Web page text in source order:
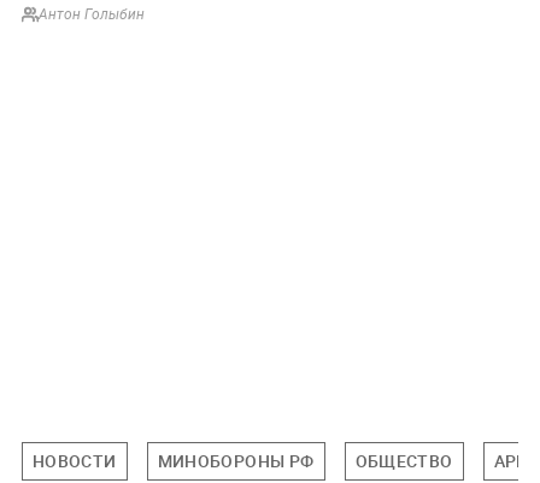
Антон Голыбин
НОВОСТИ МИНОБОРОНЫ РФ ОБЩЕСТВО